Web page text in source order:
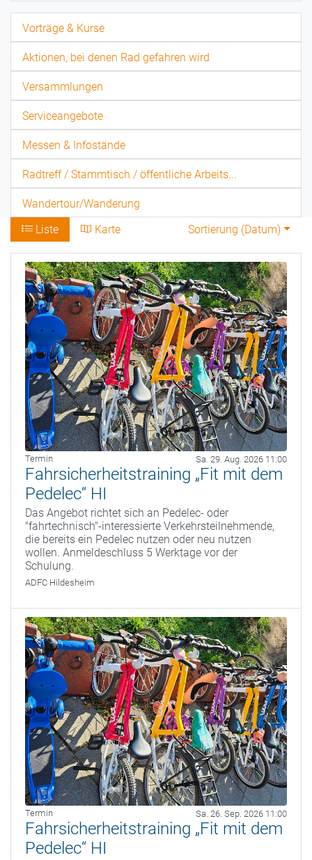
Vorträge & Kurse
Aktionen, bei denen Rad gefahren wird
Versammlungen
Serviceangebote
Messen & Infostände
Radtreff / Stammtisch / öffentliche Arbeits...
Wandertour/Wanderung
Liste
Karte Sortierung (Datum)
Termin Sa. 29. Aug. 2026 11:00
Fahrsicherheitstraining „Fit mit dem
Pedelec“ HI
Das Angebot richtet sich an Pedelec- oder
"fahrtechnisch"-interessierte Verkehrsteilnehmende,
die bereits ein Pedelec nutzen oder neu nutzen
wollen. Anmeldeschluss 5 Werktage vor der
Schulung.
ADFC Hildesheim
Termin Sa. 26. Sep. 2026 11:00
Fahrsicherheitstraining „Fit mit dem
Pedelec“ HI